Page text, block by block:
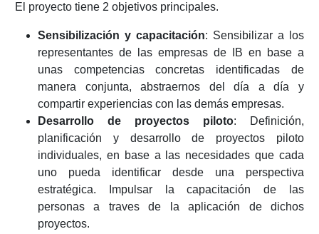
El proyecto tiene 2 objetivos principales.
Sensibilización y capacitación: Sensibilizar a los
representantes de las empresas de IB en base a
unas competencias concretas identificadas de
manera conjunta, abstraernos del día a día y
compartir experiencias con las demás empresas.
Desarrollo de proyectos piloto: Definición,
planificación y desarrollo de proyectos piloto
individuales, en base a las necesidades que cada
uno pueda identificar desde una perspectiva
estratégica. Impulsar la capacitación de las
personas a traves de la aplicación de dichos
proyectos.